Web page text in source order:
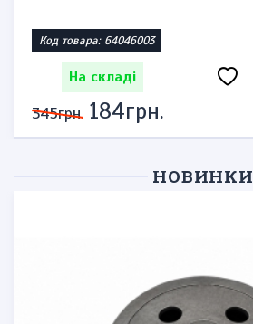
Код товара: 64046003
На складі
345грн. 184грн.
НОВИНКИ